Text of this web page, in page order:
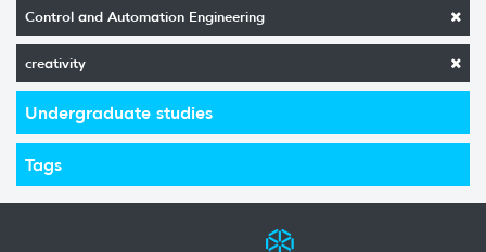
Control and Automation Engineering
creativity
Undergraduate studies
Tags